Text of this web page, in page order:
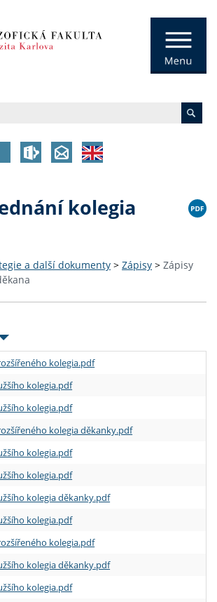
kolegia
a další dokumenty > Zápisy > Zápisy
kolegia.pdf
kolegia.pdf
kolegia.pdf
kolegia děkanky.pdf
kolegia.pdf
kolegia.pdf
kolegia děkanky.pdf
kolegia.pdf
kolegia.pdf
kolegia děkanky.pdf
kolegia.pdf